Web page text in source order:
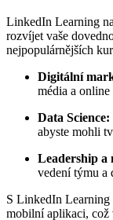
LinkedIn Learning
rozvíjet vaše
nejpopulárnějších
Digitální
média a
Data Science:
abyste mohli
Leadership a
vedení týmu a
S LinkedIn
mobilní aplikaci, což